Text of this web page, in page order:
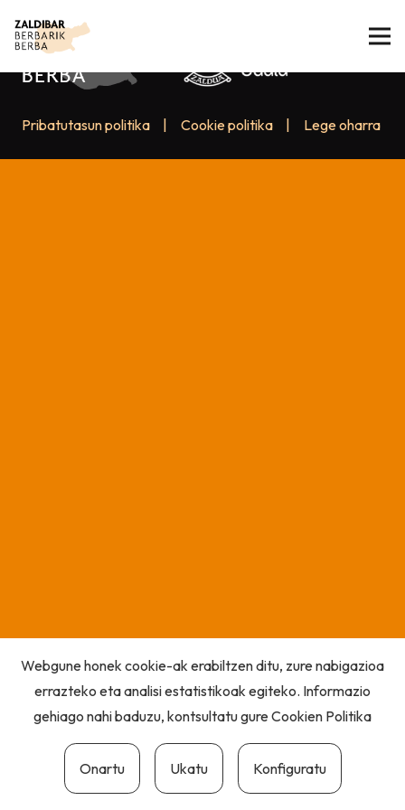
Pribatutasun politika Cookie politika Lege oharra
Webgune honek cookie-ak erabiltzen ditu, zure nabigazioa
errazteko eta analisi estatistikoak egiteko. Informazio
gehiago nahi baduzu, kontsultatu gureCookien Politika
Onartu Ukatu Konfiguratu